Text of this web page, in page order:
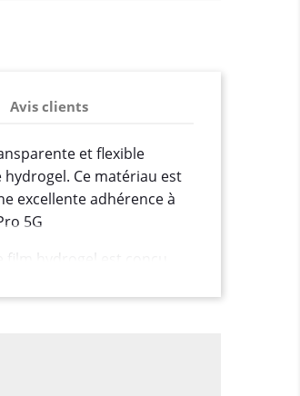
Avis clients
et flexible
Ce matériau est
excellente adhérence à
5G
film hydrogel est conçu
contre les rayures
de doigts.